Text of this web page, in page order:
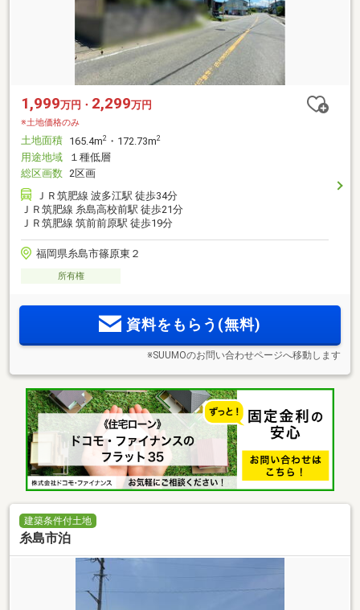
1,999万円・ 2,299万円
※土地価格のみ
土地面積 165.4m2 ・172.73m2
用途地域
１種低層
総区画数 2区画
ＪＲ筑肥線 波多江駅 徒歩34分
ＪＲ筑肥線 糸島高校前駅 徒歩21分
ＪＲ筑肥線 筑前前原駅 徒歩19分
福岡県糸島市篠原東２
所有権
資料をもらう(無料)
※SUUMOのお問い合わせページへ移動します
建築条件付土地
糸島市泊